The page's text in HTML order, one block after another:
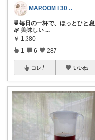
MAROOM l 30代の愛用品🧡
🍵毎日の一杯で、ほっとひと息
🌿 美味しい ...
￥ 1,380
1 6 287
コレ いいね